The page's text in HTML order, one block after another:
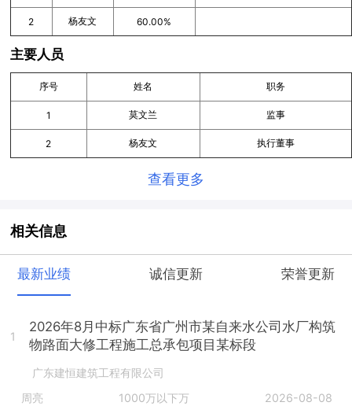
2 杨友文 60.00%
主要人员
序号 姓名 职务
1 莫文兰 监事
2 杨友文 执行董事
查看更多
相关信息
最新业绩 诚信更新 荣誉更新
1
2026年8月中标广东省广州市某自来水公司水厂构筑
物路面大修工程施工总承包项目某标段
广东建恒建筑工程有限公司
周亮
1000万以下万 2026-08-08